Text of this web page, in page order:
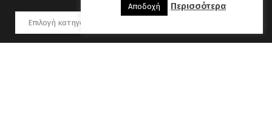
Kατηγορίες
Αποδοχή Περισσότερα